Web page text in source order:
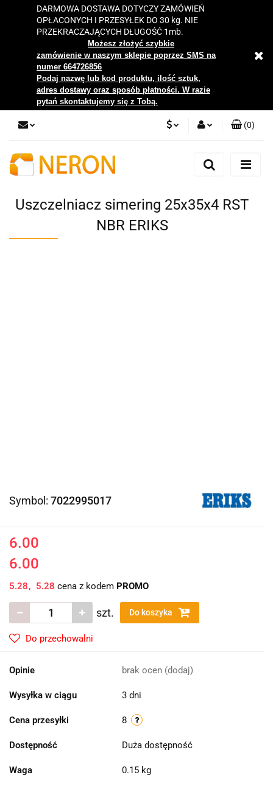
DARMOWA DOSTAWA DOTYCZY ZAMÓWIEŃ
OPŁACONYCH I PRZESYŁEK DO 30 kg. NIE
PRZEKRACZAJĄCYCH DŁUGOŚĆ 1mb.
Możesz złożyć szybkie
zamówienie w naszym sklepie poprzez SMS na
numer 664726856
Podaj nazwę lub kod produktu, ilość sztuk,
adres dostawy oraz sposób płatności. W razie
pytań skontaktujemy się z Tobą.
Zaloguj się
Zgody cookies
(0)
Uszczelniacz simering 25x35x4 RST
NBR ERIKS
Symbol: 7022995017
6.00
6.00
5.28 5.28 cena z kodem PROMO
szt. Do koszyka
Do przechowalni
Opinie brak ocen (dodaj)
Wysyłka w ciągu 3 dni
Cena przesyłki 8
Dostępność Duża dostępność
Waga 0.15 kg